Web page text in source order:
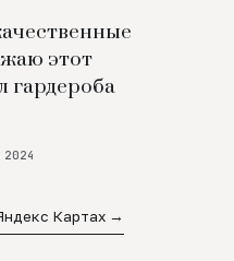
этот
гардероба
Картах →